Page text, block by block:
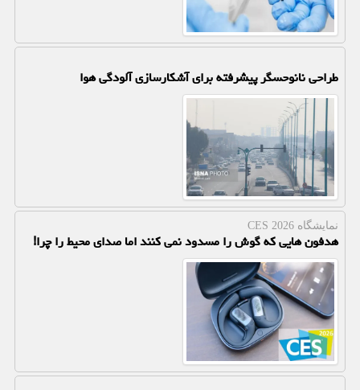
طراحی نانوحسگر پیشرفته برای آشکارسازی آلودگی هوا
نمایشگاه CES 2026
هدفون هایی که گوش را مسدود نمی کنند اما صدای محیط را چرا!